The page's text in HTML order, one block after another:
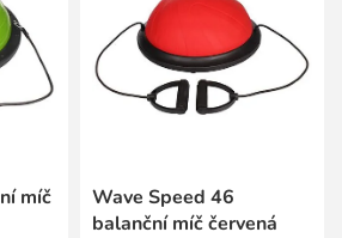
míč
Wave Speed 46
balanční míč červená